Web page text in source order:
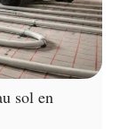
sol en